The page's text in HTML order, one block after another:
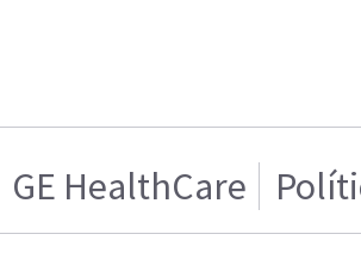
GE HealthCare